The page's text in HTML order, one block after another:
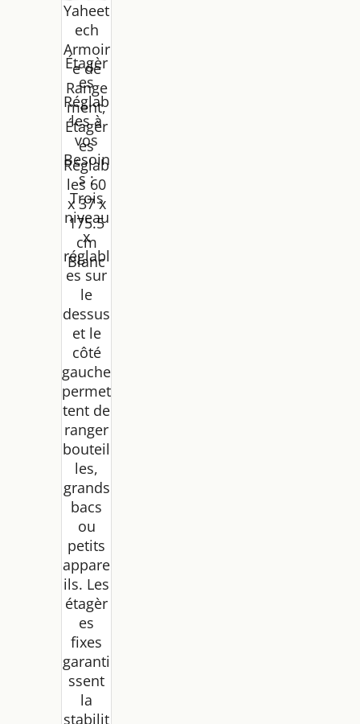
Yaheet
ech
Armoir
e de
Range
ment,
Étagèr
es
Réglab
les 60
x 37 x
175.5
cm
Blanc
Étagèr
es
Réglab
les à
vos
Besoin
s :
Trois
niveau
x
réglabl
es sur
le
dessus
et le
côté
gauche
permet
tent de
ranger
bouteil
les,
grands
bacs
ou
petits
appare
ils. Les
étagèr
es
fixes
garanti
ssent
la
stabilit